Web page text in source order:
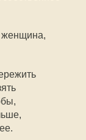
женщина,